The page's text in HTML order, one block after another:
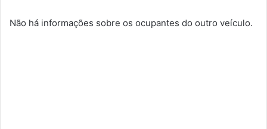
Não há informações sobre os ocupantes do outro veículo.